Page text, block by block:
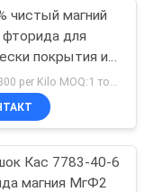
чистый магний
для
покрытия и
Кас 7783-40-6
магния МгФ2